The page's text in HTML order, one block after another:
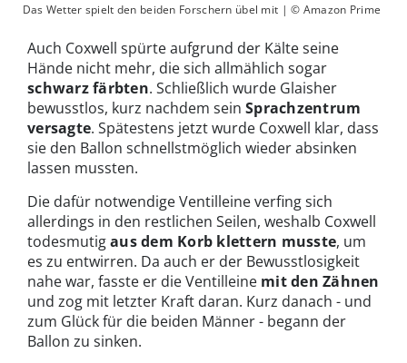
Das Wetter spielt den beiden Forschern übel mit | © Amazon Prime
Auch Coxwell spürte aufgrund der Kälte seine
Hände nicht mehr, die sich allmählich sogar
schwarz färbten. Schließlich wurde Glaisher
bewusstlos, kurz nachdem sein Sprachzentrum
versagte. Spätestens jetzt wurde Coxwell klar, dass
sie den Ballon schnellstmöglich wieder absinken
lassen mussten.
Die dafür notwendige Ventilleine verfing sich
allerdings in den restlichen Seilen, weshalb Coxwell
todesmutigaus dem Korb klettern musste, um
es zu entwirren. Da auch er der Bewusstlosigkeit
nahe war, fasste er die Ventilleine mit den Zähnen
und zog mit letzter Kraft daran. Kurz danach - und
zum Glück für die beiden Männer - begann der
Ballon zu sinken.